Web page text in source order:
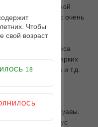
с ароматной
дождя. Этот вкус очень
напитков.
вкус из микса
смесь сладких и ярких
черника и т.д.
незабываем
грейпфрута и гуавы.
в то время как вкус
Чтобы
свой возраст
18